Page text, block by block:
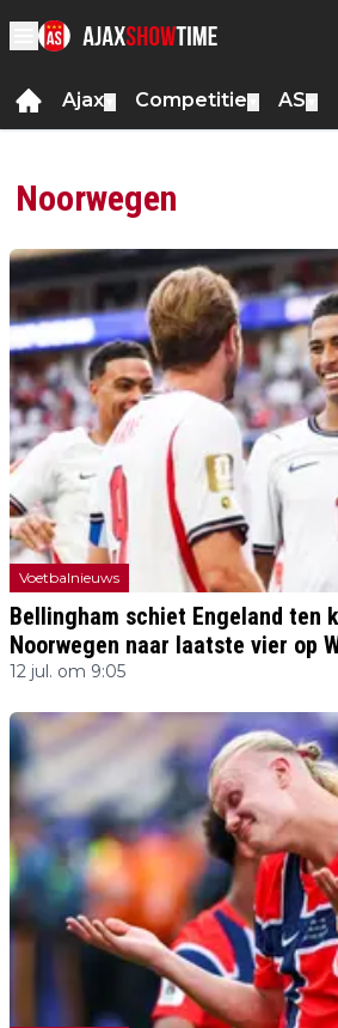
Ajax Competitie AS
Noorwegen
Voetbalnieuws
Bellingham schiet Engeland ten
Noorwegen naar laatste vier op
12 jul. om 9:05